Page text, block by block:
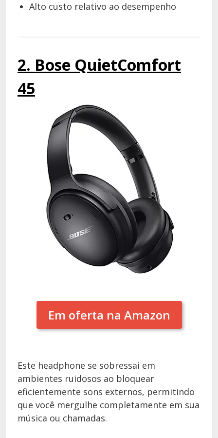
Alto custo relativo ao desempenho
2. Bose QuietComfort
45
Em oferta na Amazon
Este headphone se sobressai em
ambientes ruidosos ao bloquear
eficientemente sons externos, permitindo
que você mergulhe completamente em sua
música ou chamadas.